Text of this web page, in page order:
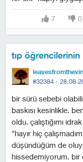
7 0
tıp
#32384 ·
bir sürü sebebi
baskısı kesinlikle.
oldu. çalıştığımı
"hayır hiç
düşündüğüm de
hissedemiyorum. bir